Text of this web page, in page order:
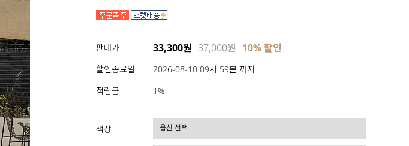
판매가 33,300원 37,000원 10% 할인
할인종료일
2026-08-10 09시 59분 까지
적립금
1%
색상